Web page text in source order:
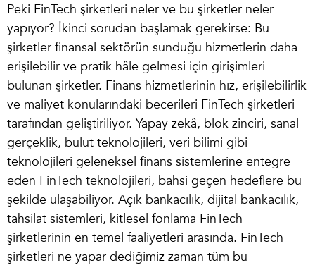
Peki FinTech şirketleri neler ve bu şirketler neler
yapıyor? İkinci sorudan başlamak gerekirse: Bu
şirketler finansal sektörün sunduğu hizmetlerin daha
erişilebilir ve pratik hâle gelmesi için girişimleri
bulunan şirketler. Finans hizmetlerinin hız, erişilebilirlik
ve maliyet konularındaki becerileri FinTech şirketleri
tarafından geliştiriliyor. Yapay zekâ, blok zinciri, sanal
gerçeklik, bulut teknolojileri, veri bilimi gibi
teknolojileri geleneksel finans sistemlerine entegre
eden FinTech teknolojileri, bahsi geçen hedeflere bu
şekilde ulaşabiliyor. Açık bankacılık, dijital bankacılık,
tahsilat sistemleri, kitlesel fonlama FinTech
şirketlerinin en temel faaliyetleri arasında. FinTech
şirketleri ne yapar dediğimiz zaman tüm bu